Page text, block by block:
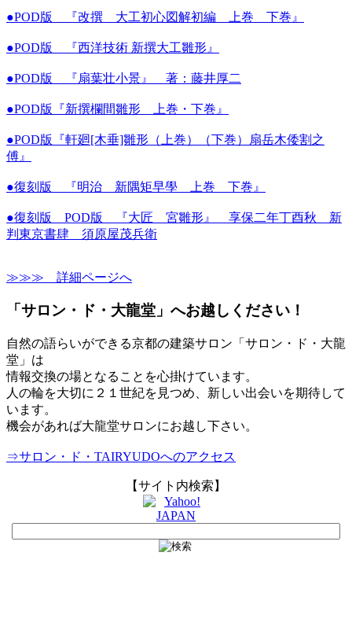
●POD版 『改撰 大工初心図解初編 上巻 下巻』
●POD版 『西洋技術 新撰大工雛形』
●POD版 『扇葉壮小景』 著：藤井厚二
●POD版『新撰欄間雛形 上巻・下巻』
●POD版『軒廻[木垂]雛形（上巻）（下巻）扇岳木倭割之
傅』
●復刻版 『明治 新隅矩早學 上巻 下巻』
●復刻版 POD版 『大匠 宮雛形』 享保二年丁酉秋 新
判東京書肆 須原屋茂兵衛
≫≫≫ 詳細ページへ
「サロン・ド・大龍堂」へお越しください！
自然の語らいができる京都の建築サロン「サロン・ド・大龍
堂」は
情報交換の場となることを心掛けています。
人の輪を大切に２１世紀を見つめ、新しい出会いを期待して
います。
機会があれば大龍堂サロンにお越し下さい。
⇒サロン・ド・TAIRYUDOへのアクセス
【サイト内検索】